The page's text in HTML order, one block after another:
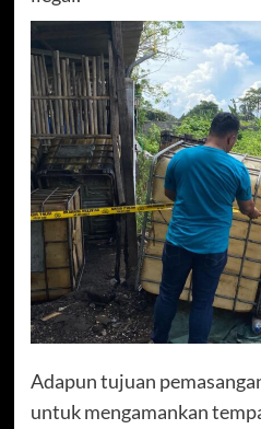
Adapun tujuan
untuk mengamankan